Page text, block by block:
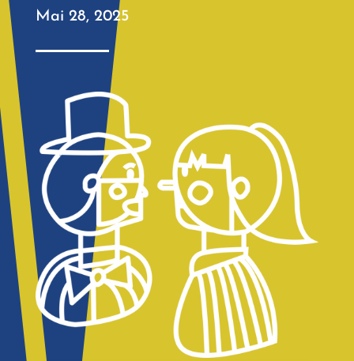
Mai 28, 2025